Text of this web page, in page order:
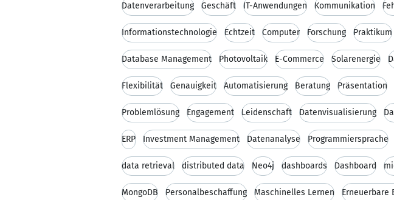
Datenverarbeitung Geschäft IT-Anwendungen Kommunikation
Informationstechnologie Echtzeit Computer Forschung Praktikum
Database Management Photovoltaik E-Commerce Solarenergie
Flexibilität Genauigkeit Automatisierung Beratung Präsentation
Problemlösung Engagement Leidenschaft Datenvisualisierung
ERP Investment Management Datenanalyse Programmiersprache
data retrieval distributed data Neo4j dashboards Dashboard
MongoDB Personalbeschaffung Maschinelles Lernen Erneuerbare